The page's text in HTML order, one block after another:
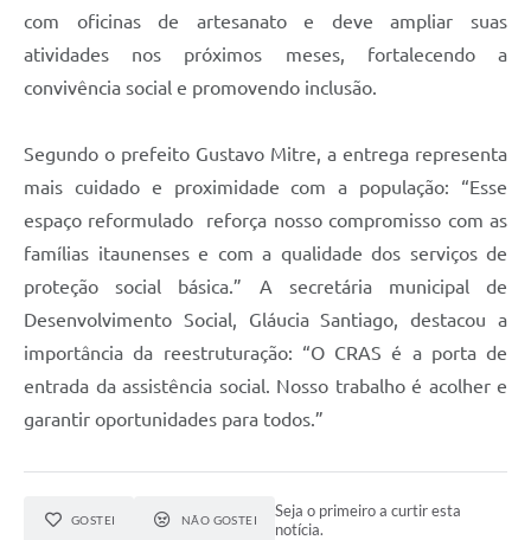
com oficinas de artesanato e deve ampliar suas
atividades nos próximos meses, fortalecendo a
convivência social e promovendo inclusão.
Segundo o prefeito Gustavo Mitre, a entrega representa
mais cuidado e proximidade com a população: “Esse
espaço reformulado reforça nosso compromisso com as
famílias itaunenses e com a qualidade dos serviços de
proteção social básica.” A secretária municipal de
Desenvolvimento Social, Gláucia Santiago, destacou a
importância da reestruturação: “O CRAS é a porta de
entrada da assistência social. Nosso trabalho é acolher e
garantir oportunidades para todos.”
GOSTEI NÃO GOSTEI
Seja o primeiro a curtir esta
notícia.